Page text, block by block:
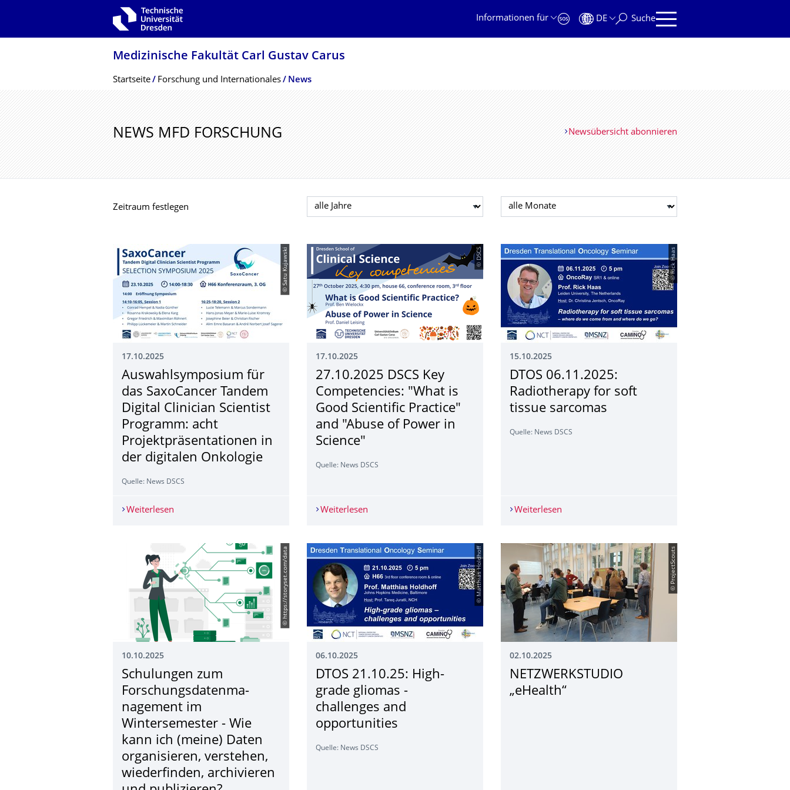
Zur Hauptnavigation springen
Informationen für
DE Suche
Medizinische Fakultät Carl Gustav Carus
Breadcrumb-Menü
Startseite Forschung und Internationales News
NEWS MFD FORSCHUNG Newsübersicht abonnieren
Zeitraum festlegen Jahr auswählen Monat auswählen
© Satu Kujawski
17.10.2025
Auswahlsymposium für
das SaxoCancer Tandem
Digital Clinician Scientist
Programm: acht
Projektpräsentati­onen in
der digitalen Onkologie
Quelle: News DSCS
Weiterlesen Auswahlsymposium für das SaxoCancer Tandem Digital Clinician Scientist Programm: acht Projektpräsentationen in der digitalen Onkologie
© DSCS
17.10.2025
27.10.2025 DSCS Key
Competencies: "What is
Good Scientific Practice"
and "Abuse of Power in
Science"
Quelle: News DSCS
Weiterlesen 27.10.2025 DSCS Key Competencies: "What is Good Scientific Practice" and "Abuse of Power in Science"
© Rick Haas
15.10.2025
DTOS 06.11.2025:
Radiotherapy for soft
tissue sarcomas
Quelle: News DSCS
Weiterlesen
© https://storyset.com/data
10.10.2025
Schulungen zum
Forschungsdatenma­
nagement im
Wintersemester - Wie
kann ich (meine) Daten
organisieren, verstehen,
wiederfinden, archivieren
© Matthias Holdhoff
06.10.2025
DTOS 21.10.25: High-
grade gliomas -
challenges and
opportunities
Quelle: News DSCS
© ProjectScouts
02.10.2025
NETZWERKSTUDIO
„eHealth“